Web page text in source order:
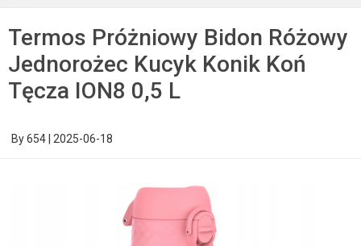
Termos Próżniowy Bidon Różowy
Jednorożec Kucyk Konik Koń
Tęcza ION8 0,5 L
By654 2025-06-18